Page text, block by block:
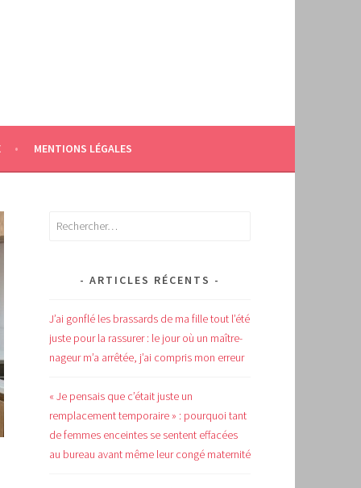
MENTIONS LÉGALES
Rechercher :
ARTICLES RÉCENTS
J’ai gonflé les brassards de ma fille tout l’été
juste pour la rassurer : le jour où un maître-
nageur m’a arrêtée, j’ai compris mon erreur
« Je pensais que c’était juste un
remplacement temporaire » : pourquoi tant
de femmes enceintes se sentent effacées
au bureau avant même leur congé maternité